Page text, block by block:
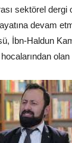
sektörel dergi
devam
İbn-Haldun